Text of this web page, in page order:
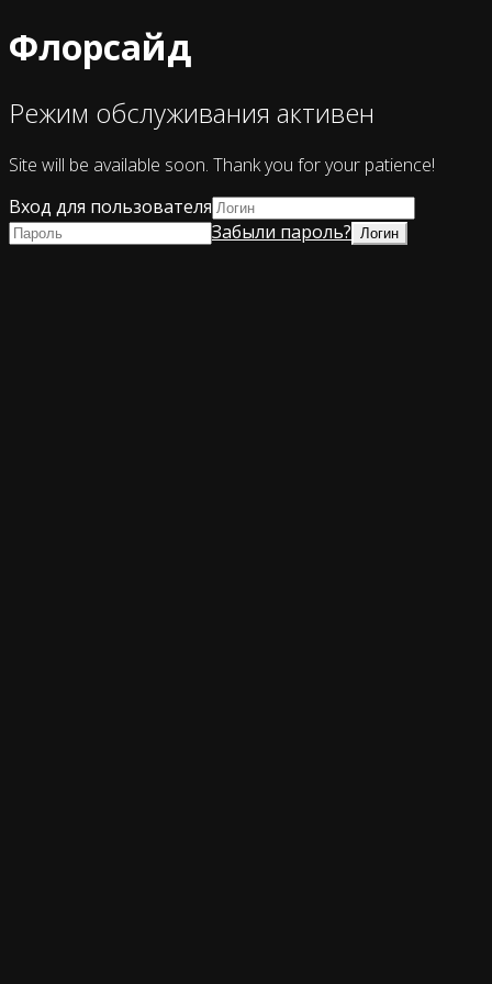
Флорсайд
Режим обслуживания активен
Site will be available soon. Thank you for your patience!
Вход для пользователя
Забыли пароль?